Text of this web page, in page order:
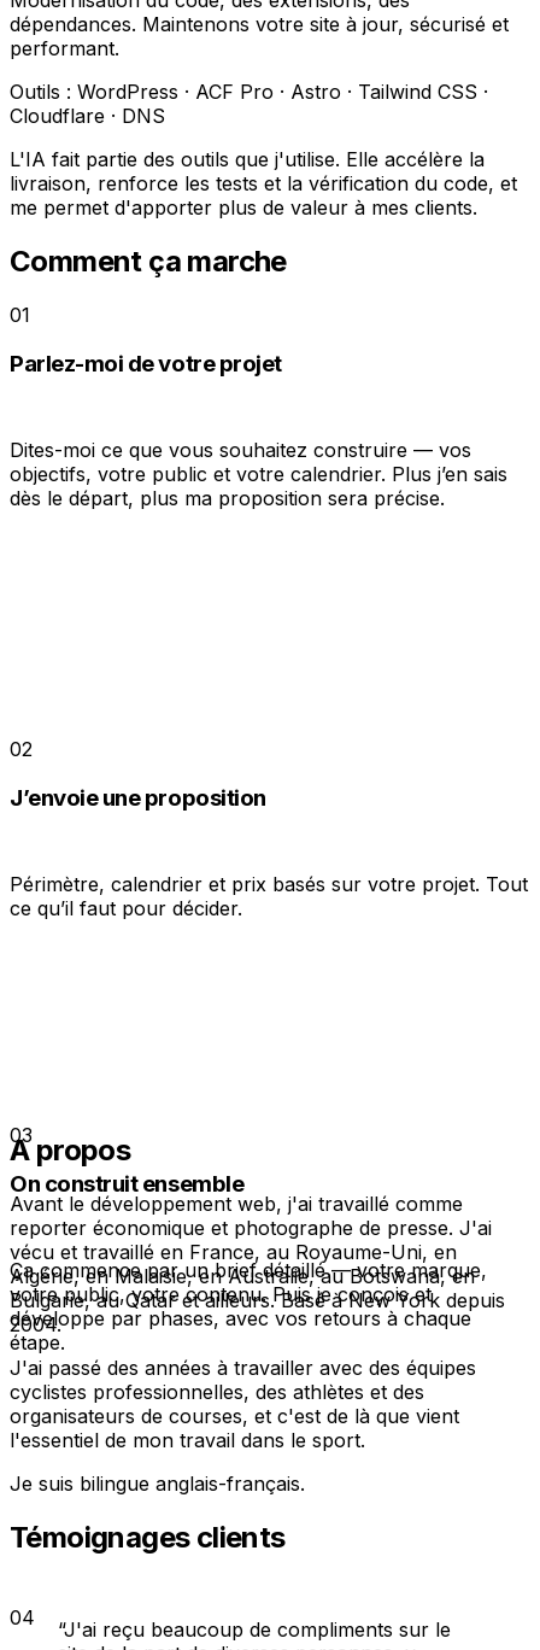
dépendances. Maintenons votre site à jour, sécurisé et
performant.
Outils : WordPress · ACF Pro · Astro · Tailwind CSS ·
Cloudflare · DNS
L'IA fait partie des outils que j'utilise. Elle accélère la
livraison, renforce les tests et la vérification du code, et
me permet d'apporter plus de valeur à mes clients.
Comment ça marche
01
Parlez-moi de votre projet
Dites-moi ce que vous souhaitez construire — vos
objectifs, votre public et votre calendrier. Plus j’en sais
dès le départ, plus ma proposition sera précise.
02
J’envoie une proposition
Périmètre, calendrier et prix basés sur votre projet. Tout
ce qu’il faut pour décider.
03
On construit ensemble
Ça commence par un brief détaillé — votre marque,
votre public, votre contenu. Puis je conçois et
développe par phases, avec vos retours à chaque
étape.
04
A propos
Avant le développement web, j'ai travaillé comme
reporter économique et photographe de presse. J'ai
vécu et travaillé en France, au Royaume-Uni, en
Algérie, en Malaisie, en Australie, au Botswana, en
Bulgarie, au Qatar et ailleurs. Basé à New York depuis
2004.
J'ai passé des années à travailler avec des équipes
cyclistes professionnelles, des athlètes et des
organisateurs de courses, et c'est de là que vient
l'essentiel de mon travail dans le sport.
Je suis bilingue anglais-français.
Témoignages clients
“C'est magnifique ! J'adore.”